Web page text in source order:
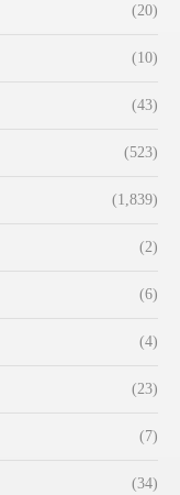
(20)
(10)
(43)
(523)
(1,839)
(2)
(6)
(4)
(23)
(7)
(34)